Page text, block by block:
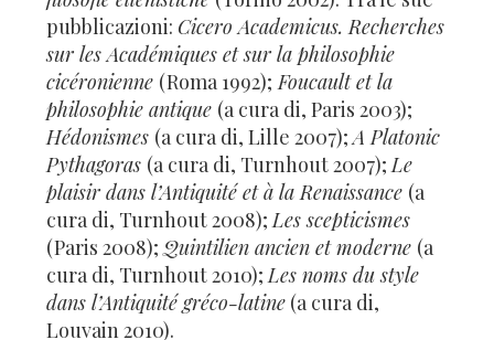
pubblicazioni: Cicero Academicus.Recherches
sur les Académiques et sur la philosophie
cicéronienne (Roma 1992); Foucault et la
philosophie antique (a cura di, Paris 2003);
Hédonismes (a cura di, Lille 2007);A Platonic
Pythagoras (a cura di, Turnhout 2007);Le
plaisir dans l’Antiquité et à la Renaissance (a
cura di, Turnhout 2008);Les scepticismes
(Paris 2008);Quintilien ancien et moderne (a
cura di, Turnhout 2010);Les noms du style
dans l’Antiquité gréco-latine (a cura di,
Louvain 2010).